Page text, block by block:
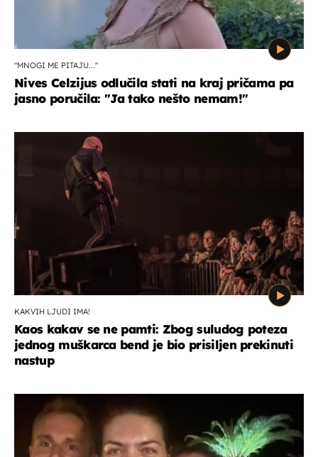
"MNOGI ME PITAJU..."
Nives Celzijus odlučila stati na kraj pričama pa
jasno poručila: "Ja tako nešto nemam!"
KAKVIH LJUDI IMA!
Kaos kakav se ne pamti: Zbog suludog poteza
jednog muškarca bend je bio prisiljen prekinuti
nastup